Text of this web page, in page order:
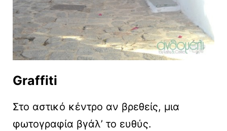
Graffiti
Στο αστικό κέντρο αν βρεθείς, μια
φωτογραφία βγάλ’ το ευθύς.